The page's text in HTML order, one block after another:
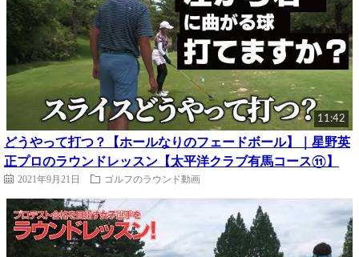
11:42
どうやって打つ？【ホールなりのフェードボール】｜星野英
正プロのラウンドレッスン【太平洋クラブ有馬コース⑪】
2021年9月21日 ゴルフのラウンド動画